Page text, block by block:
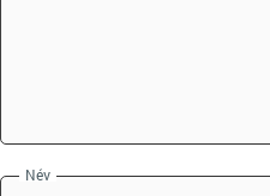
Név